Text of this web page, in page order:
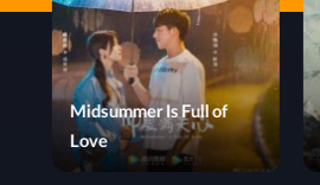
Butterfly Shadow